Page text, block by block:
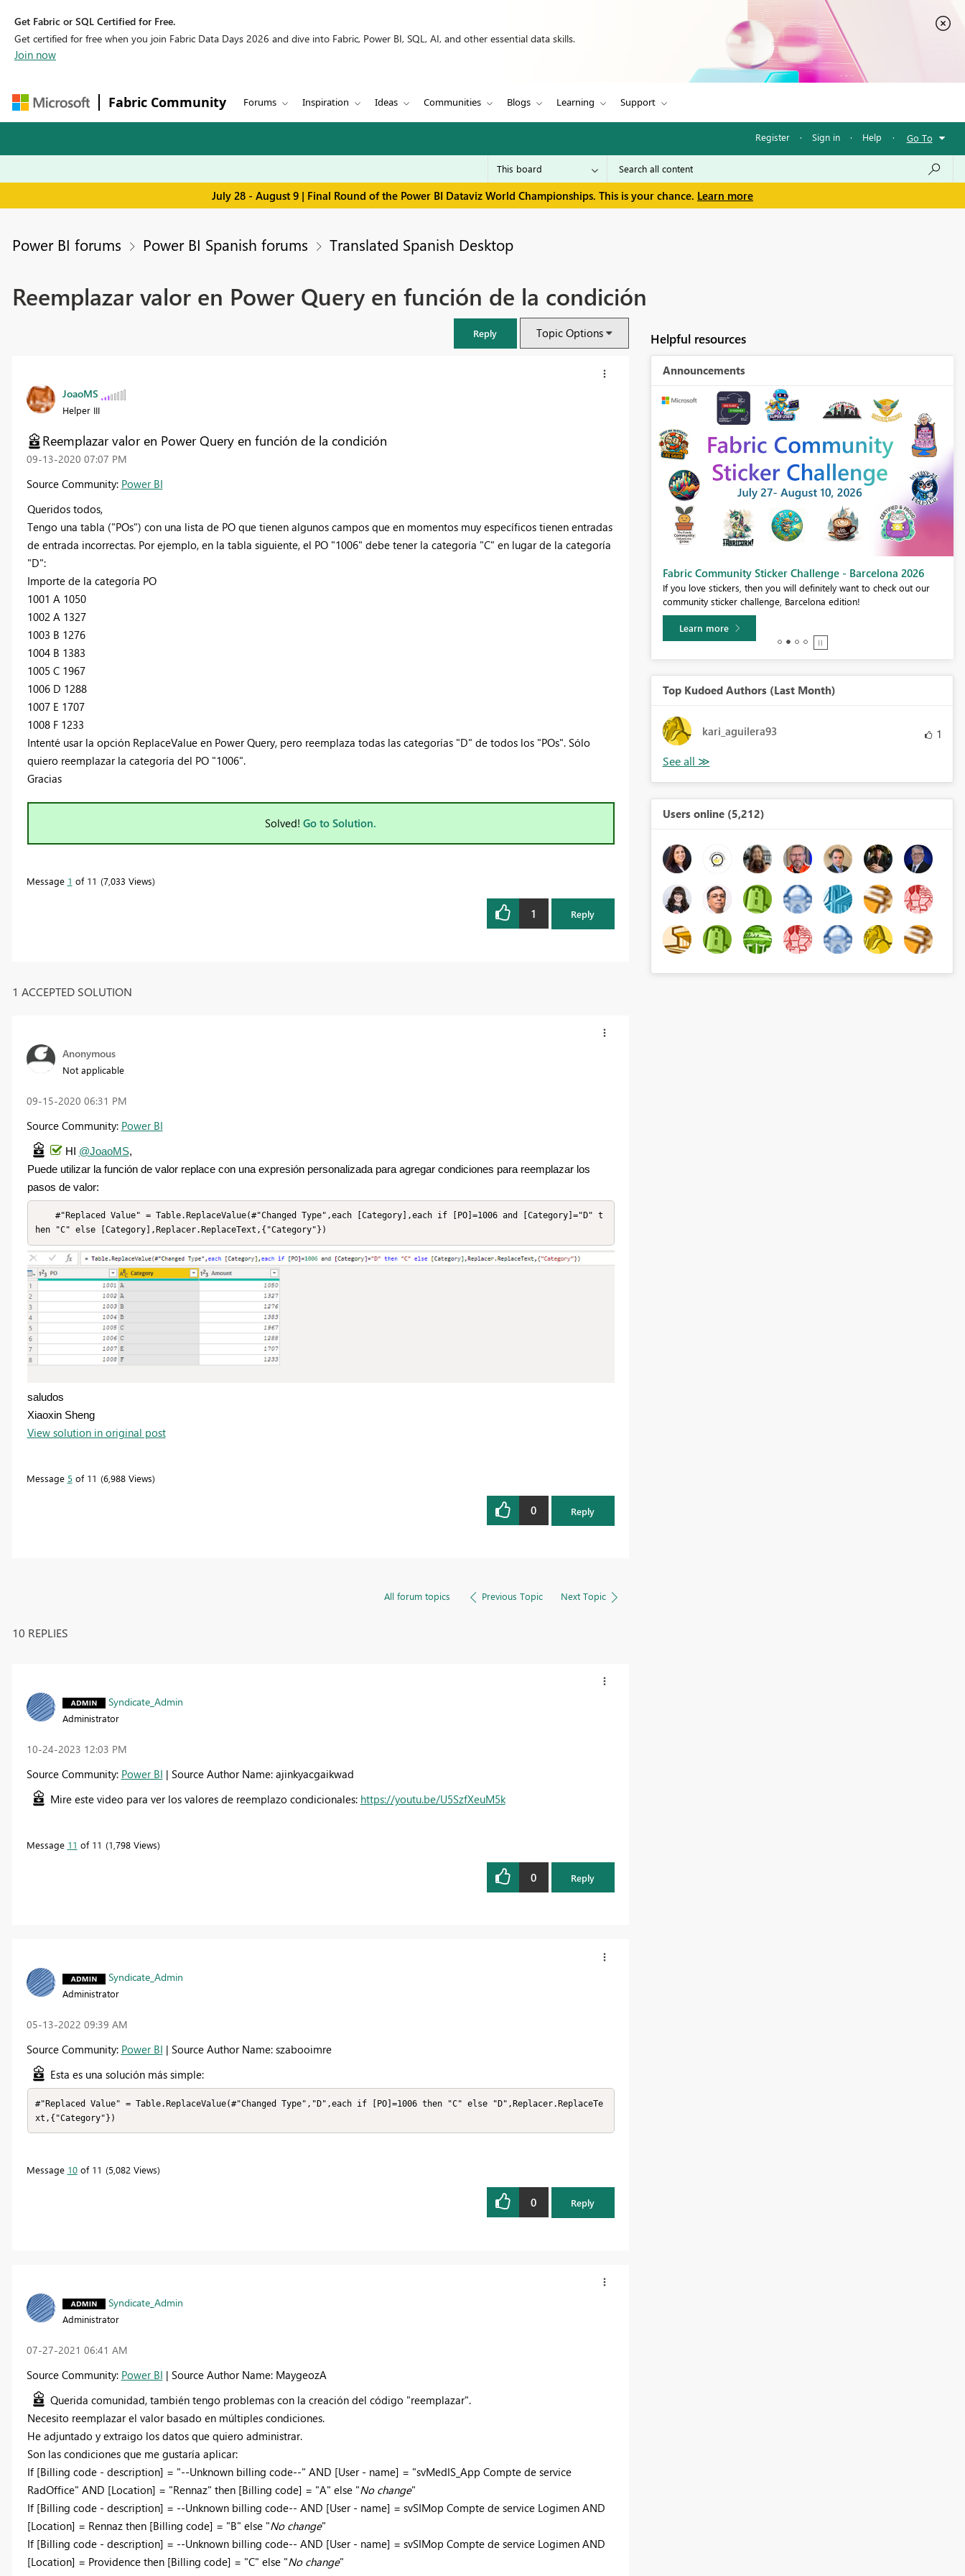
Get Fabric or SQL Certified for Free.
Get certified for free when you join Fabric Data Days 2026 and dive into Fabric, Power BI, SQL, AI, and other essential data skills.
Join now
Fabric Community Forums Inspiration Ideas Communities Blogs Learning Support
Register · Sign in · Help · Go To
July 28 - August 9 | Final Round of the Power BI Dataviz World Championships. This is your chance. Learn more
Power BI forums Power BI Spanish forums Translated Spanish Desktop
Reemplazar valor en Power Query en función de la condición
Reply Topic Options
JoaoMS
Helper III
Reemplazar valor en Power Query en función de la condición
‎09-13-2020 07:07 PM
Source Community: Power BI
Queridos todos,
Tengo una tabla ("POs") con una lista de PO que tienen algunos campos que en momentos muy específicos tienen entradas
de entrada incorrectas. Por ejemplo, en la tabla siguiente, el PO "1006" debe tener la categoría "C" en lugar de la categoría
"D":
Importe de la categoría PO
1001 A 1050
1002 A 1327
1003 B 1276
1004 B 1383
1005 C 1967
1006 D 1288
1007 E 1707
1008 F 1233
Intenté usar la opción ReplaceValue en Power Query, pero reemplaza todas las categorías "D" de todos los "POs". Sólo
quiero reemplazar la categoría del PO "1006".
Gracias
Solved! Go to Solution.
Message 1 of 11 7,033 Views
1 Reply
1 ACCEPTED SOLUTION
Anonymous
Not applicable
‎09-15-2020 06:31 PM
Source Community: Power BI
HI @JoaoMS,
Puede utilizar la función de valor replace con una expresión personalizada para agregar condiciones para reemplazar los
pasos de valor:
hen "C" else [Category],Replacer.ReplaceText,{"Category"})
saludos
Xiaoxin Sheng
View solution in original post
Message 5 of 11 6,988 Views
0 Reply
All forum topics Previous Topic Next Topic
10 REPLIES
Syndicate_Admin
Administrator
‎10-24-2023 12:03 PM
Source Community: Power BI | Source Author Name: ajinkyacgaikwad
Mire este video para ver los valores de reemplazo condicionales: https://youtu.be/U5SzfXeuM5k
Message 11 of 11 1,798 Views
0 Reply
Syndicate_Admin
Administrator
‎05-13-2022 09:39 AM
Source Community: Power BI | Source Author Name: szabooimre
Esta es una solución más simple:
#"Replaced Value" = Table.ReplaceValue(#"Changed Type","D",each if [PO]=1006 then "C" else "D",Replacer.ReplaceTe
xt,{"Category"})
Message 10of 11 5,082 Views
0 Reply
Syndicate_Admin
Administrator
‎07-27-2021 06:41 AM
Source Community: Power BI | Source Author Name: MaygeozA
Querida comunidad, también tengo problemas con la creación del código "reemplazar".
Necesito reemplazar el valor basado en múltiples condiciones.
He adjuntado y extraigo los datos que quiero administrar.
Son las condiciones que me gustaría aplicar:
If [Billing code - description] = "--Unknown billing code--" AND [User - name] = "svMedIS_App Compte de service
RadOffice" AND [Location] = "Rennaz" then [Billing code] = "A" else "No change"
If [Billing code - description] = --Unknown billing code-- AND [User - name] = svSIMop Compte de service Logimen AND
[Location] = Rennaz then [Billing code] = "B" else "No change"
If [Billing code - description] = --Unknown billing code-- AND [User - name] = svSIMop Compte de service Logimen AND
[Location] = Providence then [Billing code] = "C" else "No change"
Helpful resources
Announcements
Fabric Community Sticker Challenge - Barcelona 2026
If you love stickers, then you will definitely want to check out our
community sticker challenge, Barcelona edition!
Learn more
Top Kudoed Authors (Last Month)
kari_aguilera93 1
Users online (5,212)